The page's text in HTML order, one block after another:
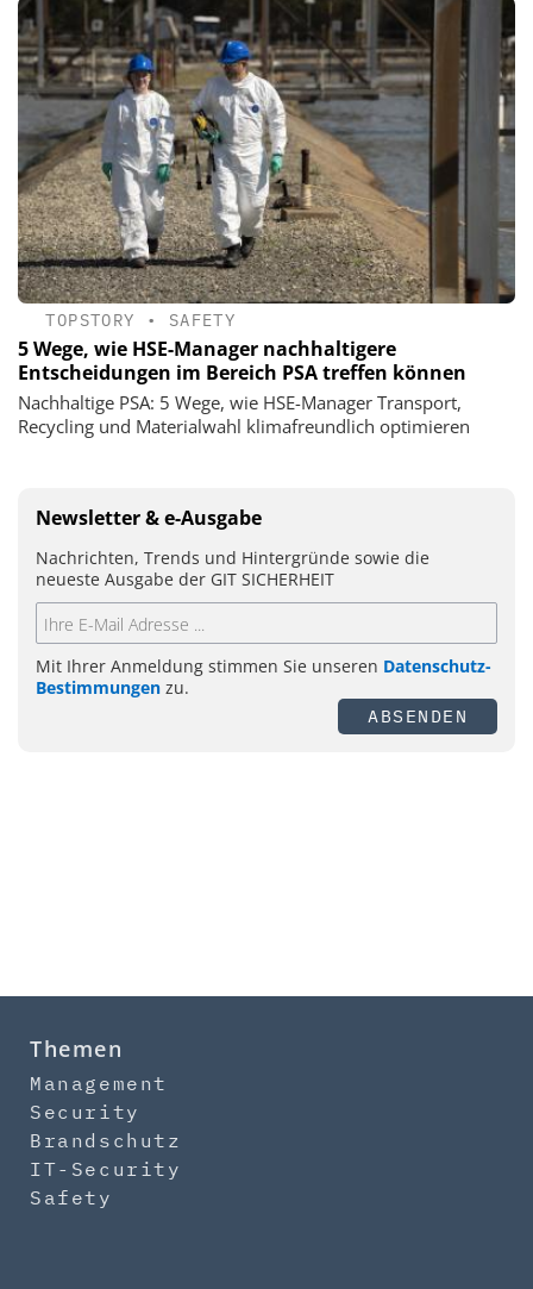
TOPSTORY • SAFETY
5 Wege, wie HSE-Manager nachhaltigere
Entscheidungen im Bereich PSA treffen können
Nachhaltige PSA: 5 Wege, wie HSE-Manager Transport,
Recycling und Materialwahl klimafreundlich optimieren
Newsletter & e-Ausgabe
Nachrichten, Trends und Hintergründe sowie die
neueste Ausgabe der GIT SICHERHEIT
Mit Ihrer Anmeldung stimmen Sie unseren Datenschutz-
Bestimmungen zu.
ABSENDEN
Themen
Management
Security
Brandschutz
IT-Security
Safety